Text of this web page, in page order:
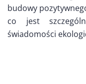
budowy
co jest
świadomości